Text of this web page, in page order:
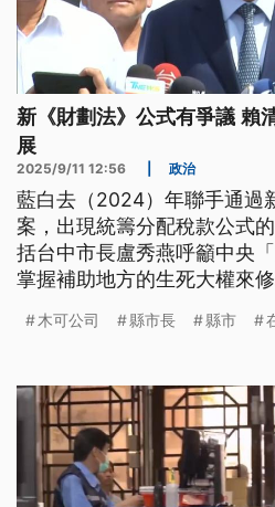
新《財劃法》公式有爭議 賴
展
2025/9/11 12:56 政治
藍白去（2024）年聯手通過
案，出現統籌分配稅款公式
括台中市長盧秀燕呼籲中央
掌握補助地方的生死大權來
公式不當，還造成水平分配
木可公司 縣市長 縣市